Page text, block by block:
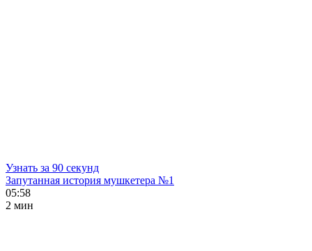
Узнать за 90 секунд
Запутанная история мушкетера №1
05:58
2 мин